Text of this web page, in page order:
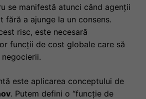
se manifestă atunci când agenții
fără a ajunge la un consens.
risc, este necesară
funcții de cost globale care să
este aplicarea conceptului de
. Putem defini o “funcție de